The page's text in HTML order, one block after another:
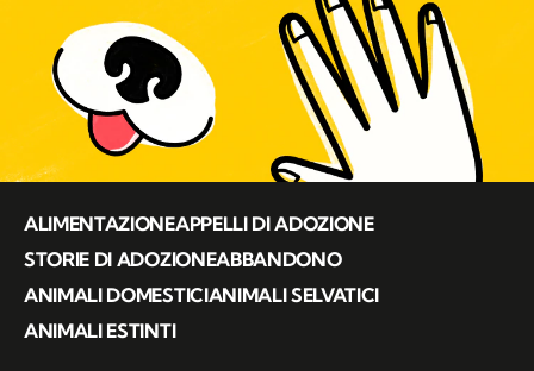
ALIMENTAZIONEAPPELLI DI ADOZIONE
STORIE DI ADOZIONEABBANDONO
ANIMALI DOMESTICIANIMALI SELVATICI
ANIMALI ESTINTI